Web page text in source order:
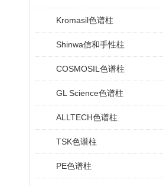
Kromasil色谱柱
Shinwa信和手性柱
COSMOSIL色谱柱
GL Science色谱柱
ALLTECH色谱柱
TSK色谱柱
PE色谱柱